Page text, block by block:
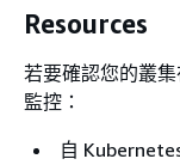
Resources
若要確認您的叢
監控：
自